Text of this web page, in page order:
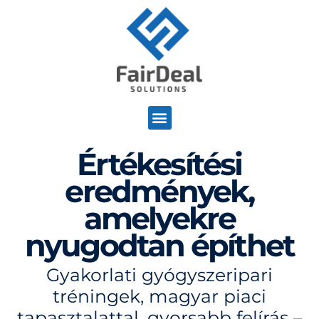
Értékesítési
eredmények,
amelyekre
nyugodtan építhet
Gyakorlati gyógyszeripari
tréningek, magyar piaci